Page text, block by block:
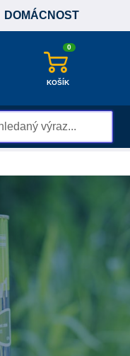
DOMÁCNOST
0
KOŠÍK